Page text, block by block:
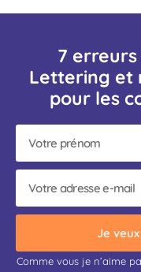
7
Lettering et
pour les
Je
Comme vous je n’aime